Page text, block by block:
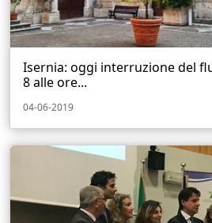
Isernia: oggi interruzione del
8 alle ore...
04-06-2019